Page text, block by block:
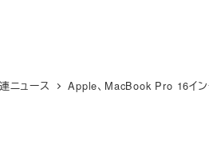
ニュース Apple、MacBook Pro 16イ